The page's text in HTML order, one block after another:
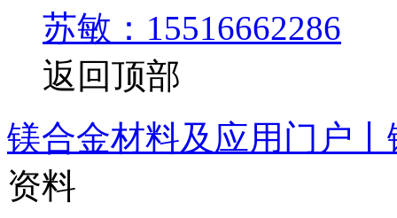
苏敏：15516662286
返回顶部
镁合金材料及应用门户
资料